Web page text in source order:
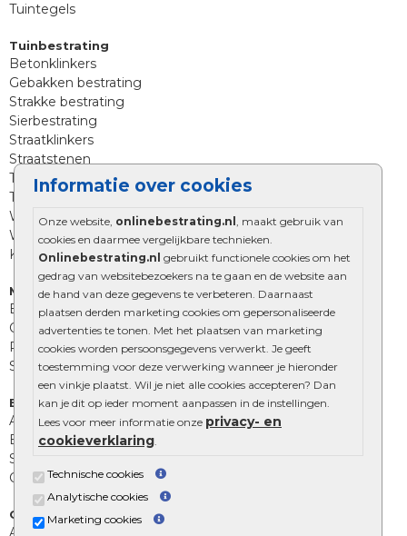
Informatie over cookies
Onze website, onlinebestrating.nl , maakt gebruik van
cookies en daarmee vergelijkbare technieken.
Onlinebestrating.nl gebruikt functionele cookies om het
gedrag van websitebezoekers na te gaan en de website aan
de hand van deze gegevens te verbeteren. Daarnaast
plaatsen derden marketing cookies om gepersonaliseerde
advertenties te tonen. Met het plaatsen van marketing
cookies worden persoonsgegevens verwerkt. Je geeft
toestemming voor deze verwerking wanneer je hieronder
een vinkje plaatst. Wil je niet alle cookies accepteren? Dan
kan je dit op ieder moment aanpassen in de instellingen.
Lees voor meer informatie onze privacy- en
cookieverklaring.
Technische cookies
Analytische cookies
Marketing cookies
Tuintegels
Tuinbestrating
Betonklinkers
Gebakken bestrating
Strakke bestrating
Sierbestrating
Straatklinkers
Straatstenen
Trommelstenen
Tuinstenen
Waalformaat
Wildverband bestrating
Kingstones
Muurelementen
Betonbielzen
Opsluitbanden
Palissades
Stapelblokken
Extra benodigdheden
Afwatering en diversen
Beplantings en betonelementen
Split, grind en zand
Oprit tegels
Overig